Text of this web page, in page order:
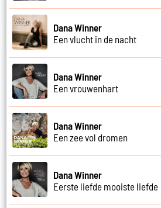
Dana Winner
Een vlucht in de nacht
Dana Winner
Een vrouwenhart
Dana Winner
Een zee vol dromen
Dana Winner
Eerste liefde mooiste liefde